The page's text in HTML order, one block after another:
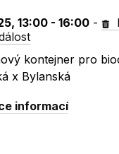
13:00 - 16:00 -
kontejner pro
x Bylanská
informací